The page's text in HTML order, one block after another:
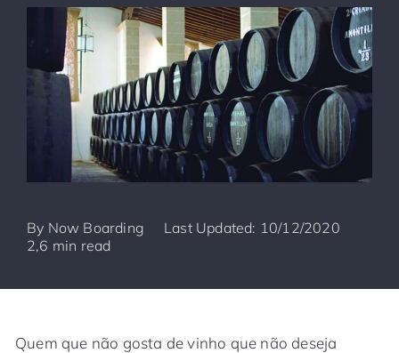
By Now Boarding
Last Updated: 10/12/2020
2,6 min read
Quem que não gosta de vinho que não deseja